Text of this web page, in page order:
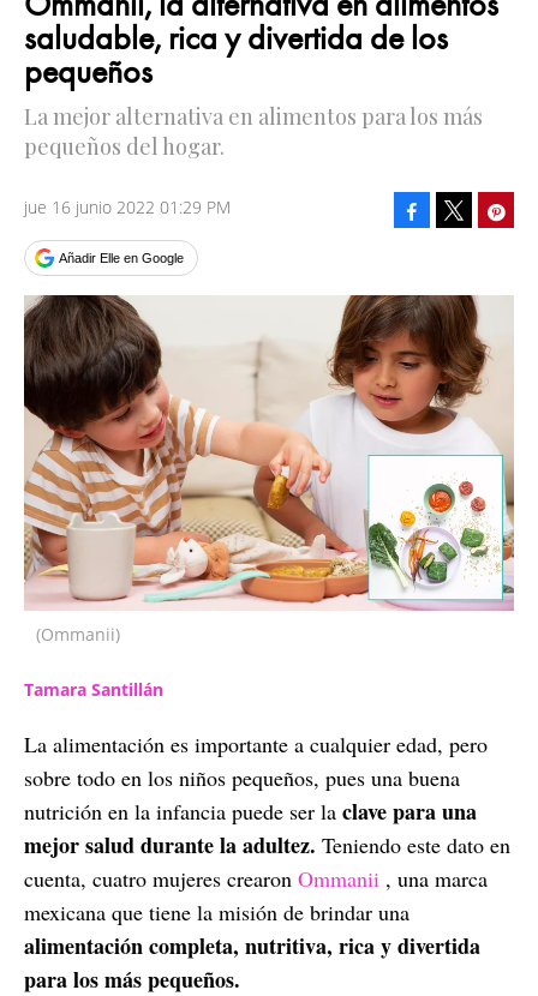
saludable, rica y divertida de los
pequeños
La mejor alternativa en alimentos para los más
pequeños del hogar.
jue 16 junio 2022 01:29 PM
Añadir Elle en Google
Facebook
(Ommanii)
Tamara Santillán
La alimentación es importante a cualquier edad, pero
sobre todo en los niños pequeños, pues una buena
nutrición en la infancia puede ser la clave para una
mejor salud durante la adultez. Teniendo este dato en
cuenta, cuatro mujeres crearon Ommanii , una marca
mexicana que tiene la misión de brindar una
alimentación completa, nutritiva, rica y divertida
para los más pequeños.